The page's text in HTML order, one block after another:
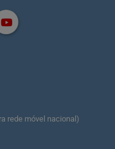
rede móvel nacional)